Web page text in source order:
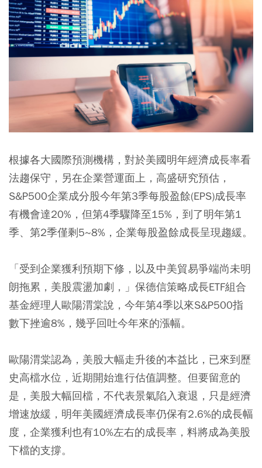
根據各大國際預測機構，對於美國明年經濟成長率看
法趨保守，另在企業營運面上，高盛研究預估，
S&P500企業成分股今年第3季每股盈餘(EPS)成長率
有機會達20%，但第4季驟降至15%，到了明年第1
季、第2季僅剩5~8%，企業每股盈餘成長呈現趨緩。
「受到企業獲利預期下修，以及中美貿易爭端尚未明
朗拖累，美股震盪加劇，」保德信策略成長ETF組合
基金經理人歐陽渭棠說，今年第4季以來S&P500指
數下挫逾8%，幾乎回吐今年來的漲幅。
歐陽渭棠認為，美股大幅走升後的本益比，已來到歷
史高檔水位，近期開始進行估值調整。但要留意的
是，美股大幅回檔，不代表景氣陷入衰退，只是經濟
增速放緩，明年美國經濟成長率仍保有2.6%的成長幅
度，企業獲利也有10%左右的成長率，料將成為美股
下檔的支撐。